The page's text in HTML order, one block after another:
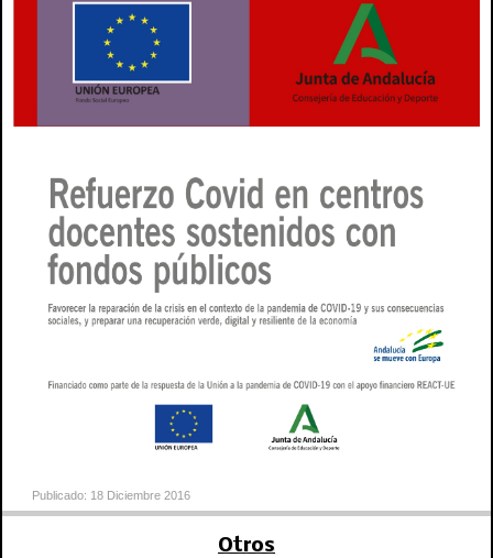
Publicado: 18 Diciembre 2016
Otros